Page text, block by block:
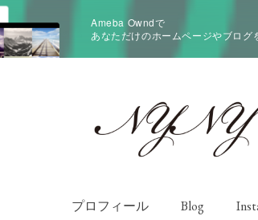
Ameba Owndで
あなただけのホームページやブログ
プロフィール Blog